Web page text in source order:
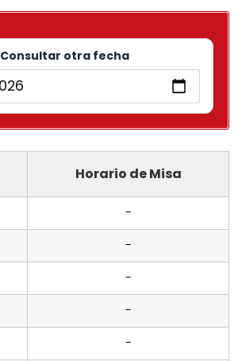
Consultar otra fecha
Horario de Misa
-
-
-
-
-